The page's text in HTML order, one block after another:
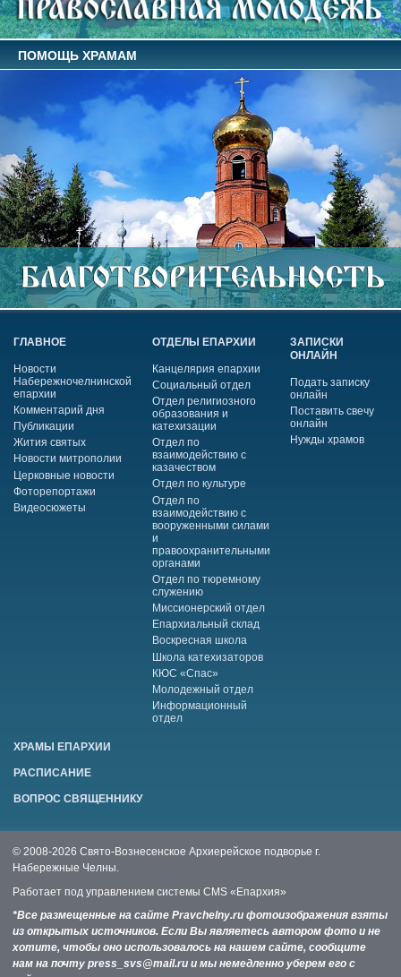
ПОМОЩЬ ХРАМАМ
ГЛАВНОЕ
Новости
Набережночелнинской
епархии
Комментарий дня
Публикации
Жития святых
Новости митрополии
Церковные новости
Фоторепортажи
Видеосюжеты
ОТДЕЛЫ ЕПАРХИИ
Канцелярия епархии
Социальный отдел
Отдел религиозного
образования и
катехизации
Отдел по
взаимодействию с
казачеством
Отдел по культуре
Отдел по
взаимодействию с
вооруженными силами
и
правоохранительными
органами
Отдел по тюремному
служению
Миссионерский отдел
Епархиальный склад
Воскресная школа
Школа катехизаторов
КЮС «Спас»
Молодежный отдел
Информационный
отдел
ЗАПИСКИ
ОНЛАЙН
Подать записку
онлайн
Поставить свечу
онлайн
Нужды храмов
ХРАМЫ ЕПАРХИИ
РАСПИСАНИЕ
ВОПРОС СВЯЩЕННИКУ
© 2008-2026 Свято-Вознесенское Архиерейское подворье г.
Набережные Челны.
Работает под управлением системы CMS «Епархия»
*Все размещенные на сайте Pravchelny.ru фотоизображения взяты
из открытых источников. Если Вы являетесь автором фото и не
хотите, чтобы оно использовалось на нашем сайте, сообщите
нам на почту press_svs@mail.ru и мы немедленно уберем его с